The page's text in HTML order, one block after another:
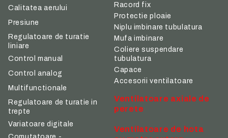
Calitatea aerului
Presiune
Regulatoare de turatie
liniare
Control manual
Control analog
Multifunctionale
Regulatoare de turatie in
trepte
Variatoare digitale
Racord fix
Protectie ploaie
Niplu imbinare tubulatura
Mufa imbinare
Coliere suspendare
tubulatura
Capace
Accesorii ventilatoare
Ventilatoare axiale de
perete
Ventilatoare de hota